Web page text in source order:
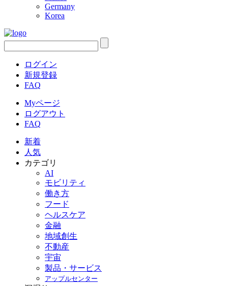
Germany
Korea
ログイン
新規登録
FAQ
Myページ
ログアウト
FAQ
新着
人気
カテゴリ
AI
モビリティ
働き方
フード
ヘルスケア
金融
地域創生
不動産
宇宙
製品・サービス
アップルセンター